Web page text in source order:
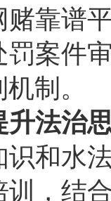
赌靠谱
罚案件
制。
升法治
识和水
训，结